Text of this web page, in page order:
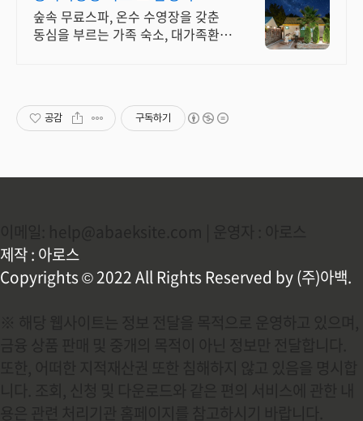
주서쪽 오설록근처 완벽독채
숲속 무료스파, 온수 수영장을 갖춘
동심을 부르는 가족 숙소, 대가족환
공감 구독하기
제작 : 아로스
Copyrights © 2022 All Rights Reserved by (주)아백.